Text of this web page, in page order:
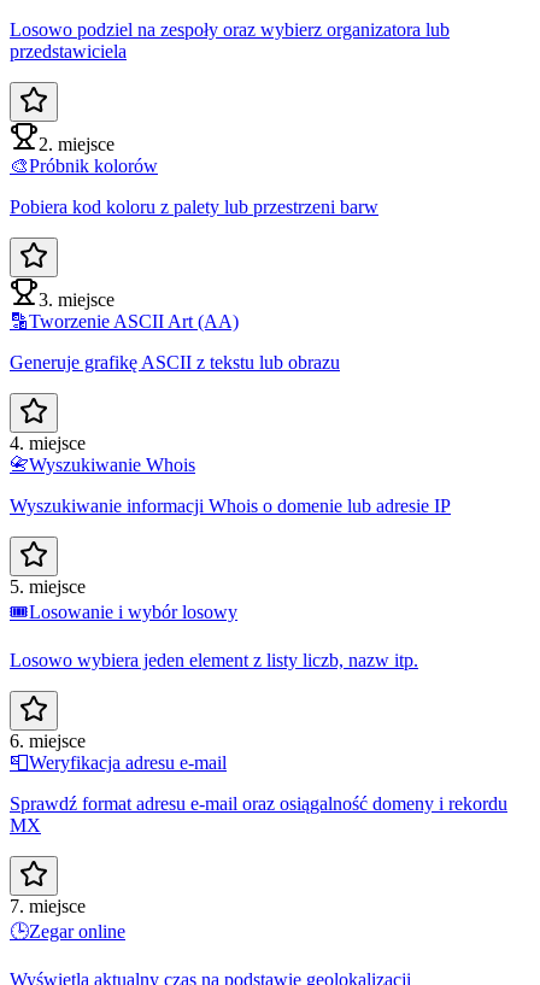
Losowo podziel na zespoły oraz wybierz organizatora lub
przedstawiciela
2. miejsce
🎨Próbnik kolorów
Pobiera kod koloru z palety lub przestrzeni barw
3. miejsce
🔡Tworzenie ASCII Art (AA)
Generuje grafikę ASCII z tekstu lub obrazu
4. miejsce
📇Wyszukiwanie Whois
Wyszukiwanie informacji Whois o domenie lub adresie IP
5. miejsce
🎟️Losowanie i wybór losowy
Losowo wybiera jeden element z listy liczb, nazw itp.
6. miejsce
📮Weryfikacja adresu e-mail
Sprawdź format adresu e-mail oraz osiągalność domeny i rekordu
MX
7. miejsce
🕒Zegar online
Wyświetla aktualny czas na podstawie geolokalizacji